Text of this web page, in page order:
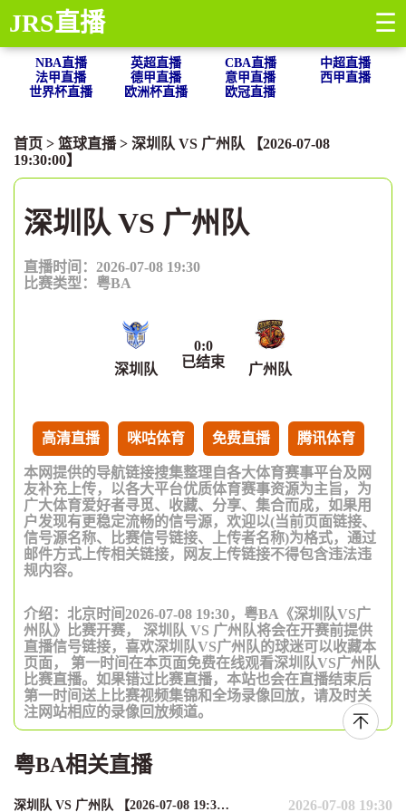
JRS直播 ☰
NBA直播 英超直播 CBA直播
中超直播
法甲直播
德甲直播 意甲直播
西甲直播
世界杯直播
欧洲杯直播 欧冠直播
首页 > 篮球直播> 深圳队 VS 广州队 【2026-07-08
19:30:00】
深圳队 VS 广州队
直播时间：2026-07-08 19:30
比赛类型： 粤BA
深圳队
0:0
已结束
广州队
高清直播 咪咕体育 免费直播 腾讯体育
本网提供的导航链接搜集整理自各大体育赛事平台及网
友补充上传，以各大平台优质体育赛事资源为主旨，为
广大体育爱好者寻觅、收藏、分享、集合而成，如果用
户发现有更稳定流畅的信号源，欢迎以(当前页面链接、
信号源名称、比赛信号链接、上传者名称)为格式，通过
邮件方式上传相关链接，网友上传链接不得包含违法违
规内容。
介绍：北京时间2026-07-08 19:30，粤BA《深圳队VS广
州队》比赛开赛， 深圳队 VS 广州队将会在开赛前提供
直播信号链接，喜欢深圳队VS广州队的球迷可以收藏本
页面， 第一时间在本页面免费在线观看深圳队VS广州队
比赛直播。如果错过比赛直播，本站也会在直播结束后
第一时间送上比赛视频集锦和全场录像回放，请及时关
注网站相应的录像回放频道。
粤BA相关直播
深圳队 VS 广州队 【2026-07-08 19:30:00】 2026-07-08 19:30